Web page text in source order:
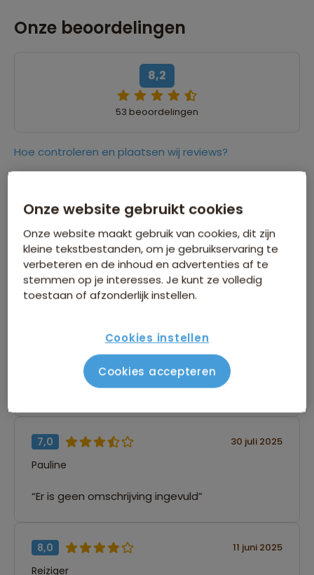
Onze beoordelingen
8,2
53 beoordelingen
Hoe controleren en plaatsen wij reviews?
Jos
“Een mooie reis. Alles goed verzorgd en een
hele fijne (Engelstalige) reisleider die alles tot in
de puntjes verzorgde.”
“Er is geen omschrijving ingevuld”
7,0 30 juli 2025
Pauline
“Er is geen omschrijving ingevuld”
8,0 11 juni 2025
Reiziger
Onze website gebruikt cookies
Onze website maakt gebruik van cookies, dit zijn
kleine tekstbestanden, om je gebruikservaring te
verbeteren en de inhoud en advertenties af te
stemmen op je interesses. Je kunt ze volledig
toestaan of afzonderlijk instellen.
Cookies instellen
Cookies accepteren